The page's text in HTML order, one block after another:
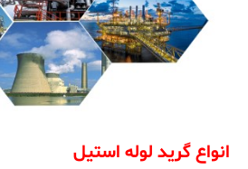
انواع گرید لوله استیل